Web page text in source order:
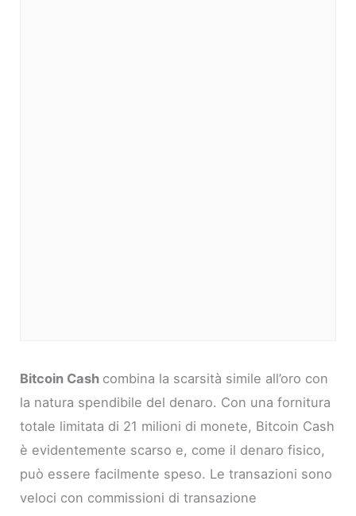
Bitcoin Cash combina la scarsità simile all’oro con
la natura spendibile del denaro. Con una fornitura
totale limitata di 21 milioni di monete, Bitcoin Cash
è evidentemente scarso e, come il denaro fisico,
può essere facilmente speso. Le transazioni sono
veloci con commissioni di transazione